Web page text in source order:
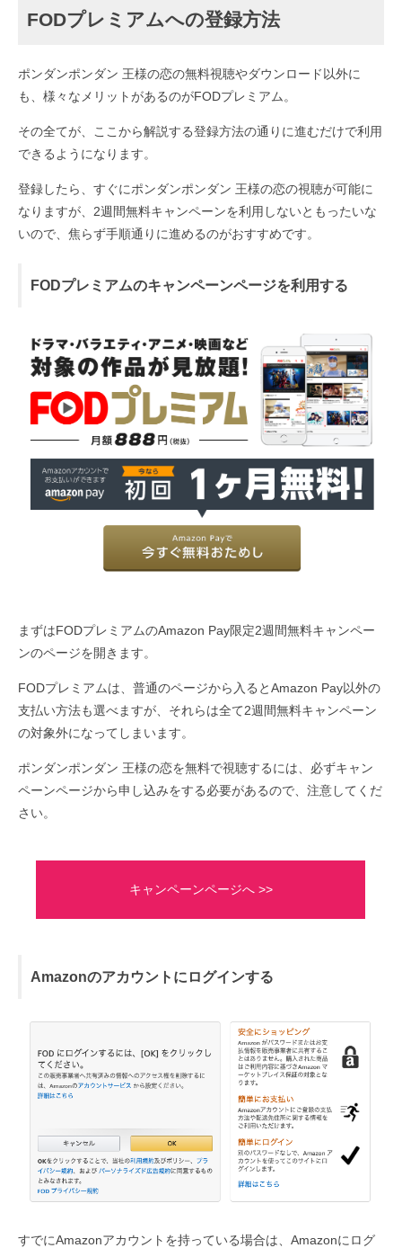
FODプレミアムへの登録方法
ポンダンポンダン 王様の恋の無料視聴やダウンロード以外に
も、様々なメリットがあるのがFODプレミアム。
その全てが、ここから解説する登録方法の通りに進むだけで利用
できるようになります。
登録したら、すぐにポンダンポンダン 王様の恋の視聴が可能に
なりますが、2週間無料キャンペーンを利用しないともったいな
いので、焦らず手順通りに進めるのがおすすめです。
FODプレミアムのキャンペーンページを利用する
まずはFODプレミアムのAmazon Pay限定2週間無料キャンペー
ンのページを開きます。
FODプレミアムは、普通のページから入るとAmazon Pay以外の
支払い方法も選べますが、それらは全て2週間無料キャンペーン
の対象外になってしまいます。
ポンダンポンダン 王様の恋を無料で視聴するには、必ずキャン
ペーンページから申し込みをする必要があるので、注意してくだ
さい。
キャンペーンページへ >>
Amazonのアカウントにログインする
すでにAmazonアカウントを持っている場合は、Amazonにログ